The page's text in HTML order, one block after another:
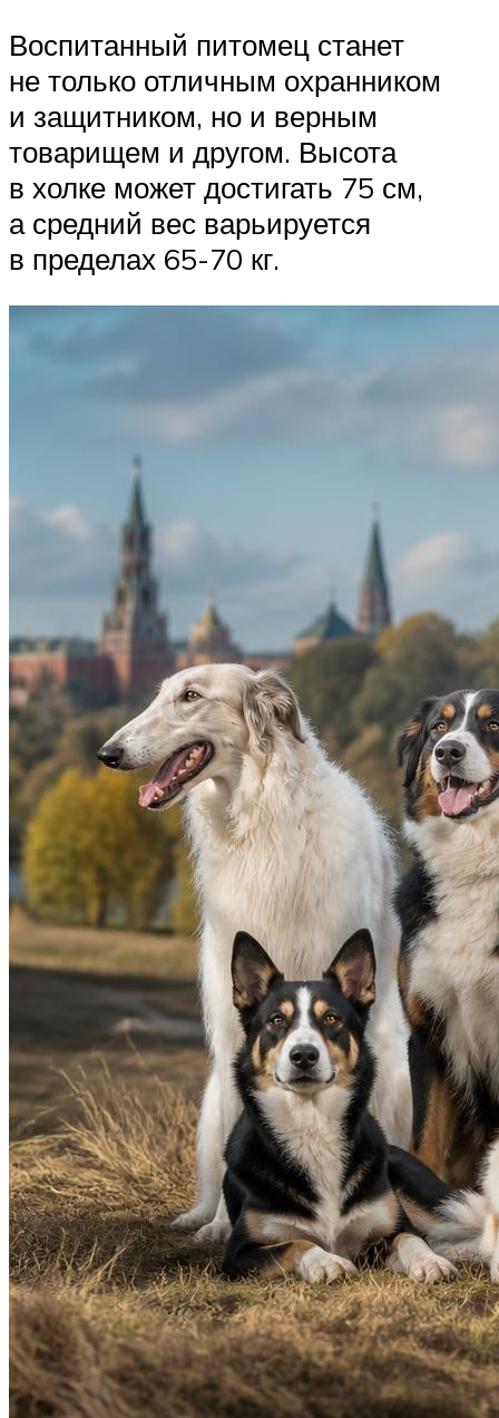
Воспитанный питомец станет
не только отличным охранником
и защитником, но и верным
товарищем и другом. Высота
в холке может достигать 75 см,
а средний вес варьируется
в пределах 65-70 кг.